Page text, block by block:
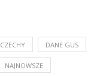
CZECHY DANE GUS
NAJNOWSZE